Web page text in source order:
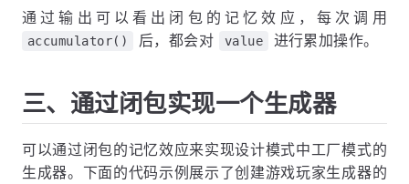
通过输出可以看出闭包的记忆效应，每次调用
accumulator() 后，都会对 value 进行累加操作。
三、通过闭包实现一个生成器
可以通过闭包的记忆效应来实现设计模式中工厂模式的
生成器。下面的代码示例展示了创建游戏玩家生成器的